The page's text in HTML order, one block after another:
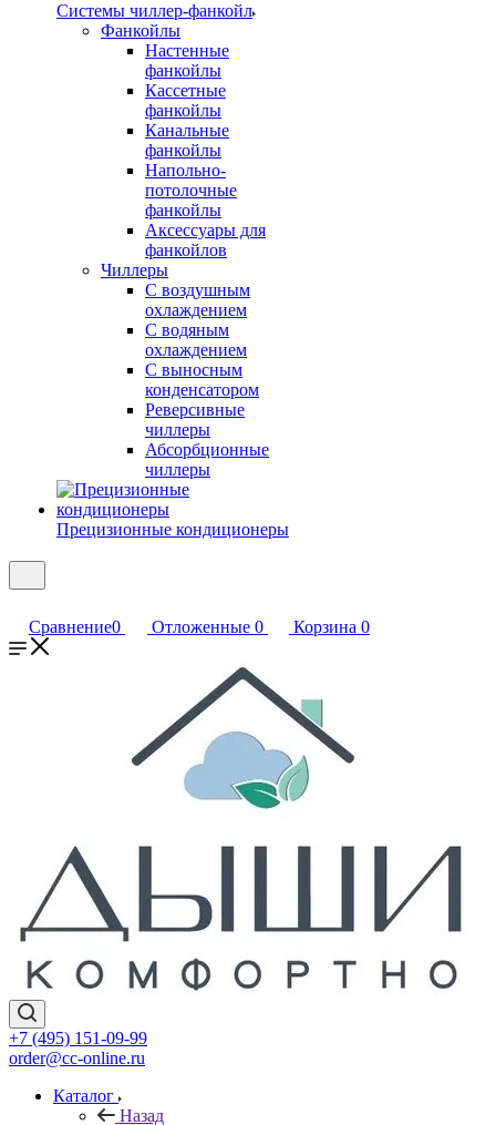
Системы чиллер-фанкойл
Фанкойлы
Настенные
фанкойлы
Кассетные
фанкойлы
Канальные
фанкойлы
Напольно-
потолочные
фанкойлы
Аксессуары для
фанкойлов
Чиллеры
С воздушным
охлаждением
С водяным
охлаждением
С выносным
конденсатором
Реверсивные
чиллеры
Абсорбционные
чиллеры
Прецизионные кондиционеры
Сравнение0 Отложенные 0 Корзина 0
+7 (495) 151-09-99
order@cc-online.ru
Каталог
Назад